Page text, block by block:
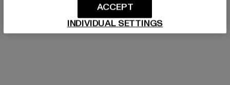
LIEFERUNG & RÜCKGABE
INDIVIDUAL SETTINGS
ACCEPT